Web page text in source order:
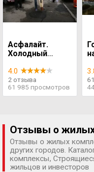
Асфалайт.
Холодный
(Asphalite)
4.0
2 отзыва
61 985 просмотров
Отзывы о
Отзывы о жилых
других городов.
комплексы,
жильцов и инвесторов